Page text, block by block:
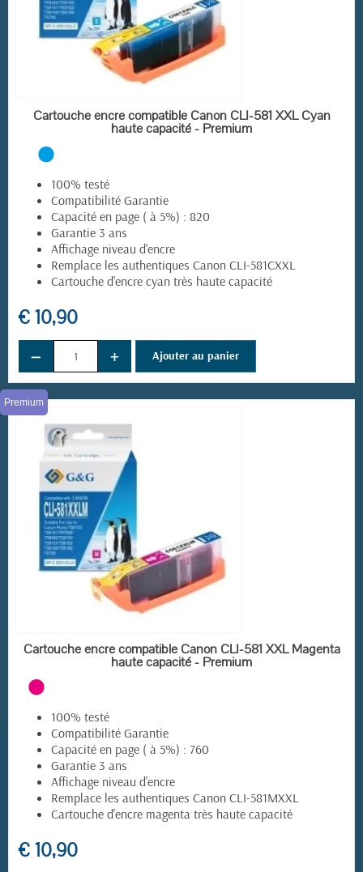
EN STOCK
Cartouche encre compatible Canon CLI-581 XXL Cyan
haute capacité - Premium
100% testé
Compatibilité Garantie
Capacité en page ( à 5%) : 820
Garantie 3 ans
Affichage niveau d'encre
Remplace les authentiques Canon CLI-581CXXL
Cartouche d'encre cyan très haute capacité
€ 10,90
− + Ajouter au panier
EN STOCK
Premium
Cartouche encre compatible Canon CLI-581 XXL Magenta
haute capacité - Premium
100% testé
Compatibilité Garantie
Capacité en page ( à 5%) : 760
Garantie 3 ans
Affichage niveau d'encre
Remplace les authentiques Canon CLI-581MXXL
Cartouche d'encre magenta très haute capacité
€ 10,90